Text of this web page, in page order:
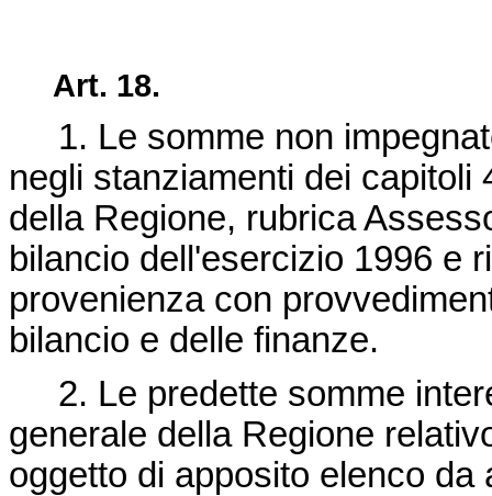
Art. 18.
1. Le somme non
negli stanziamenti dei capitoli
della Regione, rubrica
bilancio dell'esercizio 1996 e
provenienza con
bilancio e delle finanze.
2. Le predette somme
generale della Regione
oggetto di apposito elenco da